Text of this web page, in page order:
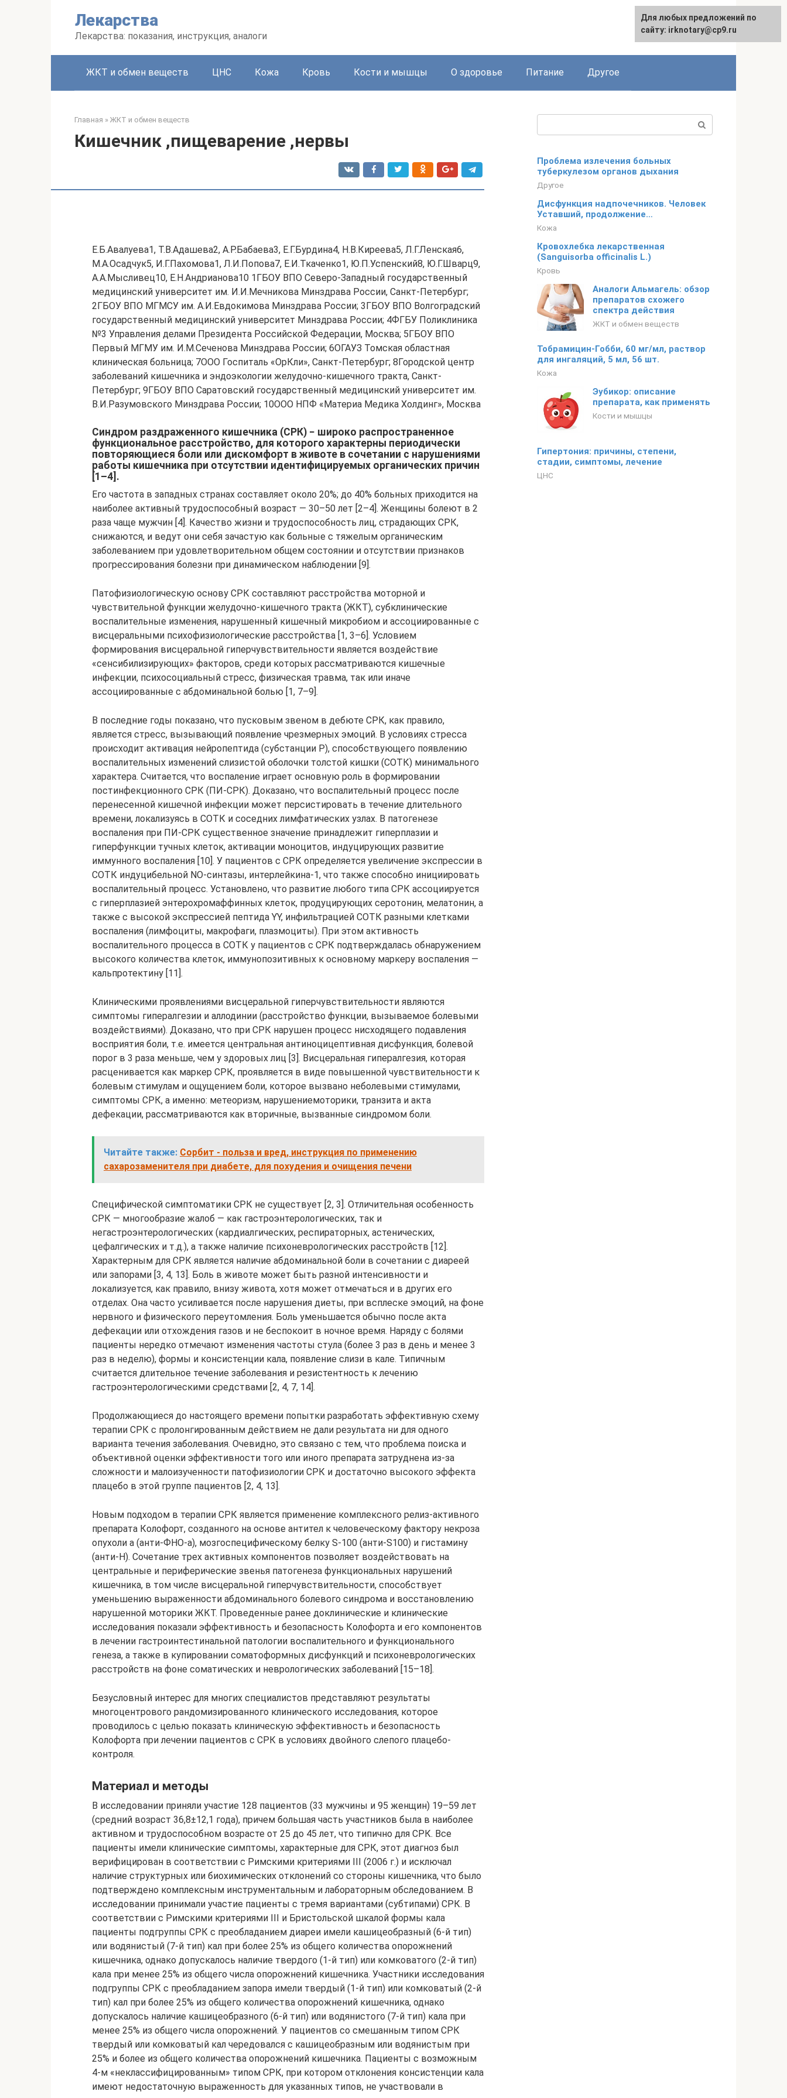
Лекарства
Лекарства: показания, инструкция, аналоги
ЖКТ и обмен веществ ЦНС Кожа Кровь Кости и мышцы О здоровье Питание Другое
Главная » ЖКТ и обмен веществ
Кишечник ,пищеварение ,нервы
Е.Б.Авалуева1, Т.В.Адашева2, А.Р.Бабаева3, Е.Г.Бурдина4, Н.В.Киреева5, Л.Г.Ленская6,
М.А.Осадчук5, И.Г.Пахомова1, Л.И.Попова7, Е.И.Ткаченко1, Ю.П.Успенский8, Ю.Г.Шварц9,
А.А.Мысливец10, Е.Н.Андрианова10 1ГБОУ ВПО Северо-Западный государственный
медицинский университет им. И.И.Мечникова Минздрава России, Санкт-Петербург;
2ГБОУ ВПО МГМСУ им. А.И.Евдокимова Минздрава России; 3ГБОУ ВПО Волгоградский
государственный медицинский университет Минздрава России; 4ФГБУ Поликлиника
№3 Управления делами Президента Российской Федерации, Москва; 5ГБОУ ВПО
Первый МГМУ им. И.М.Сеченова Минздрава России; 6ОГАУЗ Томская областная
клиническая больница; 7ООО Госпиталь «ОрКли», Санкт-Петербург; 8Городской центр
заболеваний кишечника и эндоэкологии желудочно-кишечного тракта, Санкт-
Петербург; 9ГБОУ ВПО Саратовский государственный медицинский университет им.
В.И.Разумовского Минздрава России; 10ООО НПФ «Материа Медика Холдинг», Москва
Синдром раздраженного кишечника (СРК) − широко распространенное
функциональное расстройство, для которого характерны периодически
повторяющиеся боли или дискомфорт в животе в сочетании с нарушениями
работы кишечника при отсутствии идентифицируемых органических причин
[1–4].
Его частота в западных странах составляет около 20%; до 40% больных приходится на
наиболее активный трудоспособный возраст — 30–50 лет [2–4]. Женщины болеют в 2
раза чаще мужчин [4]. Качество жизни и трудоспособность лиц, страдающих СРК,
снижаются, и ведут они себя зачастую как больные с тяжелым органическим
заболеванием при удовлетворительном общем состоянии и отсутствии признаков
прогрессирования болезни при динамическом наблюдении [9].
Патофизиологическую основу СРК составляют расстройства моторной и
чувствительной функции желудочно-кишечного тракта (ЖКТ), субклинические
воспалительные изменения, нарушенный кишечный микробиом и ассоциированные с
висцеральными психофизиологические расстройства [1, 3–6]. Условием
формирования висцеральной гиперчувствительности является воздействие
«сенсибилизирующих» факторов, среди которых рассматриваются кишечные
инфекции, психосоциальный стресс, физическая травма, так или иначе
ассоциированные с абдоминальной болью [1, 7–9].
В последние годы показано, что пусковым звеном в дебюте СРК, как правило,
является стресс, вызывающий появление чрезмерных эмоций. В условиях стресса
происходит активация нейропептида (субстанции Р), способствующего появлению
воспалительных изменений слизистой оболочки толстой кишки (СОТК) минимального
характера. Считается, что воспаление играет основную роль в формировании
постинфекционного СРК (ПИ-СРК). Доказано, что воспалительный процесс после
перенесенной кишечной инфекции может персистировать в течение длительного
времени, локализуясь в СОТК и соседних лимфатических узлах. В патогенезе
воспаления при ПИ-СРК существенное значение принадлежит гиперплазии и
гиперфункции тучных клеток, активации моноцитов, индуцирующих развитие
иммунного воспаления [10]. У пациентов с СРК определяется увеличение экспрессии в
СОТК индуцибельной NO-синтазы, интерлейкина-1, что также способно инициировать
воспалительный процесс. Установлено, что развитие любого типа СРК ассоциируется
с гиперплазией энтерохромаффинных клеток, продуцирующих серотонин, мелатонин, а
также с высокой экспрессией пептида YY, инфильтрацией СОТК разными клетками
воспаления (лимфоциты, макрофаги, плазмоциты). При этом активность
воспалительного процесса в СОТК у пациентов с СРК подтверждалась обнаружением
высокого количества клеток, иммунопозитивных к основному маркеру воспаления —
кальпротектину [11].
Клиническими проявлениями висцеральной гиперчувствительности являются
симптомы гипералгезии и аллодинии (расстройство функции, вызываемое болевыми
воздействиями). Доказано, что при СРК нарушен процесс нисходящего подавления
восприятия боли, т.е. имеется центральная антиноцицептивная дисфункция, болевой
порог в 3 раза меньше, чем у здоровых лиц [3]. Висцеральная гипералгезия, которая
расценивается как маркер СРК, проявляется в виде повышенной чувствительности к
болевым стимулам и ощущением боли, которое вызвано неболевыми стимулами,
симптомы СРК, а именно: метеоризм, нарушениемоторики, транзита и акта
дефекации, рассматриваются как вторичные, вызванные синдромом боли.
Читайте также: Сорбит - польза и вред, инструкция по применению
сахарозаменителя при диабете, для похудения и очищения печени
Специфической симптоматики СРК не существует [2, 3]. Отличительная особенность
СРК — многообразие жалоб — как гастроэнтерологических, так и
негастроэнтерологических (кардиалгических, респираторных, астенических,
цефалгических и т.д.), а также наличие психоневрологических расстройств [12].
Характерным для СРК является наличие абдоминальной боли в сочетании с диареей
или запорами [3, 4, 13]. Боль в животе может быть разной интенсивности и
локализуется, как правило, внизу живота, хотя может отмечаться и в других его
отделах. Она часто усиливается после нарушения диеты, при всплеске эмоций, на фоне
нервного и физического переутомления. Боль уменьшается обычно после акта
дефекации или отхождения газов и не беспокоит в ночное время. Наряду с болями
пациенты нередко отмечают изменения частоты стула (более 3 раз в день и менее 3
раз в неделю), формы и консистенции кала, появление слизи в кале. Типичным
считается длительное течение заболевания и резистентность к лечению
гастроэнтерологическими средствами [2, 4, 7, 14].
Продолжающиеся до настоящего времени попытки разработать эффективную схему
терапии СРК с пролонгированным действием не дали результата ни для одного
варианта течения заболевания. Очевидно, это связано с тем, что проблема поиска и
объективной оценки эффективности того или иного препарата затруднена из-за
сложности и малоизученности патофизиологии СРК и достаточно высокого эффекта
плацебо в этой группе пациентов [2, 4, 13].
Новым подходом в терапии СРК является применение комплексного релиз-активного
препарата Колофорт, созданного на основе антител к человеческому фактору некроза
опухоли a (анти-ФНО-a), мозгоспецифическому белку S-100 (анти-S100) и гистамину
(анти-Н). Сочетание трех активных компонентов позволяет воздействовать на
центральные и периферические звенья патогенеза функциональных нарушений
кишечника, в том числе висцеральной гиперчувствительности, способствует
уменьшению выраженности абдоминального болевого синдрома и восстановлению
нарушенной моторики ЖКТ. Проведенные ранее доклинические и клинические
исследования показали эффективность и безопасность Колофорта и его компонентов
в лечении гастроинтестинальной патологии воспалительного и функционального
генеза, а также в купировании соматоформных дисфункций и психоневрологических
расстройств на фоне соматических и неврологических заболеваний [15–18].
Безусловный интерес для многих специалистов представляют результаты
многоцентрового рандомизированного клинического исследования, которое
проводилось с целью показать клиническую эффективность и безопасность
Колофорта при лечении пациентов с СРК в условиях двойного слепого плацебо-
контроля.
Материал и методы
В исследовании приняли участие 128 пациентов (33 мужчины и 95 женщин) 19–59 лет
(средний возраст 36,8±12,1 года), причем большая часть участников была в наиболее
активном и трудоспособном возрасте от 25 до 45 лет, что типично для СРК. Все
пациенты имели клинические симптомы, характерные для СРК, этот диагноз был
верифицирован в соответствии с Римскими критериями III (2006 г.) и исключал
наличие структурных или биохимических отклонений со стороны кишечника, что было
подтверждено комплексным инструментальным и лабораторным обследованием. В
исследовании принимали участие пациенты с тремя вариантами (субтипами) СРК. В
соответствии с Римскими критериями III и Бристольской шкалой формы кала
пациенты подгруппы СРК с преобладанием диареи имели кашицеобразный (6-й тип)
или водянистый (7-й тип) кал при более 25% из общего количества опорожнений
кишечника, однако допускалось наличие твердого (1-й тип) или комковатого (2-й тип)
кала при менее 25% из общего числа опорожнений кишечника. Участники исследования
подгруппы СРК с преобладанием запора имели твердый (1-й тип) или комковатый (2-й
тип) кал при более 25% из общего количества опорожнений кишечника, однако
допускалось наличие кашицеобразного (6-й тип) или водянистого (7-й тип) кала при
менее 25% из общего числа опорожнений. У пациентов со смешанным типом СРК
твердый или комковатый кал чередовался с кашицеобразным или водянистым при
25% и более из общего количества опорожнений кишечника. Пациенты с возможным
4-м «неклассифицированным» типом СРК, при котором отклонения консистенции кала
имеют недостаточную выраженность для указанных типов, не участвовали в
Проблема излечения больных
туберкулезом органов дыхания
Другое
Дисфункция надпочечников. Человек
Уставший, продолжение…
Кожа
Кровохлебка лекарственная
(Sanguisorba officinalis L.)
Кровь
Аналоги Альмагель: обзор
препаратов схожего
спектра действия
ЖКТ и обмен веществ
Тобрамицин-Гобби, 60 мг/мл, раствор
для ингаляций, 5 мл, 56 шт.
Кожа
Эубикор: описание
препарата, как применять
Кости и мышцы
Гипертония: причины, степени,
стадии, симптомы, лечение
ЦНС
Для любых предложений по
сайту: irknotary@cp9.ru